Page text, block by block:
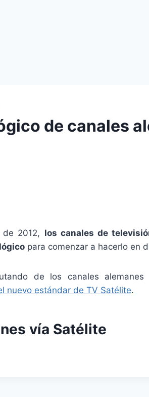
de canales
2012, los canales de
para comenzar a hacerlo en
de los canales
nuevo estándar de TV Satélite.
vía Satélite